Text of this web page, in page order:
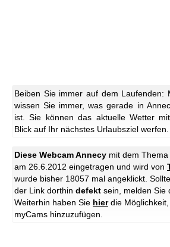
Beiben Sie immer auf dem Laufenden:
wissen Sie immer, was gerade in
ist. Sie können das aktuelle Wetter
Blick auf Ihr nächstes Urlaubsziel werfen.
Diese Webcam Annecy mit dem Thema
am 26.6.2012 eingetragen und wird von
wurde bisher 18057 mal angeklickt.
der Link dorthin defekt sein, melden Sie
Weiterhin haben Sie hierdie
myCams hinzuzufügen.